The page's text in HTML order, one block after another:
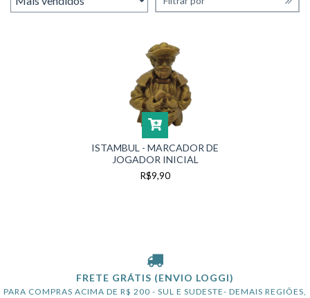
ISTAMBUL - MARCADOR DE
JOGADOR INICIAL
R$9,90
FRETE GRÁTIS (ENVIO LOGGI)
PARA COMPRAS ACIMA DE R$ 200 - SUL E SUDESTE- DEMAIS REGIÕES,